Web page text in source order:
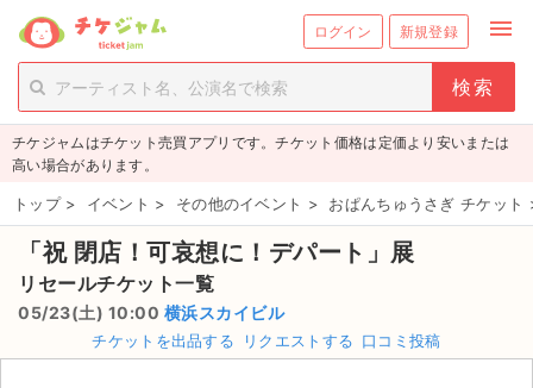
ログイン 新規登録 menu
person_add 新規会員登録
チケットを探す
新着チケット
値下げしたチケット
都道府県からチケットを探す
もうすぐ開催のチケット
チケジャムはチケット売買アプリです。チケット価格は定価より安いまたは
高い場合があります。
トップ > イベント > その他のイベント > おぱんちゅうさぎ チケット
「祝 閉店！可哀想に！デパート」展
リセールチケット一覧
05/23(土) 10:00 横浜スカイビル
チケットを出品する リクエストする 口コミ投稿